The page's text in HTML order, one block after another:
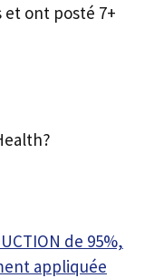
et ont posté 7+
de 95%,
appliquée